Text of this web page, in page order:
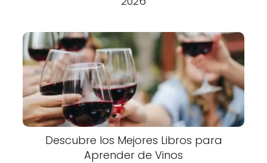
Descubre los Mejores Libros para
Aprender de Vinos